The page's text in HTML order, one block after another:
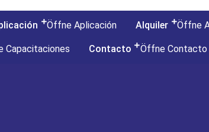
Öffne Aplicación Alquiler Öffne
Capacitaciones Contacto Öffne Contacto